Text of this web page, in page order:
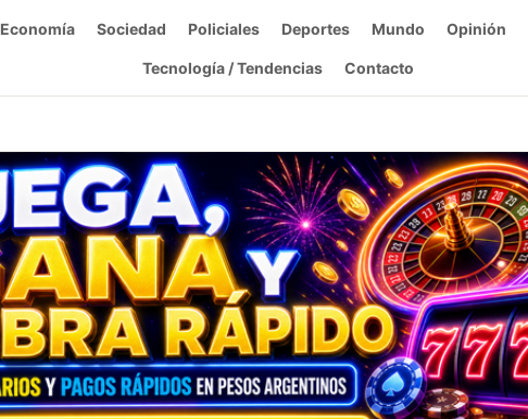
Economía Sociedad Policiales Deportes Mundo Opinión
Tecnología / Tendencias Contacto